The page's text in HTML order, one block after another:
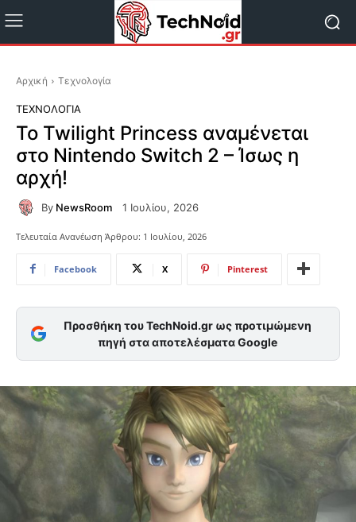
Αρχική Τεχνολογία
ΤΕΧΝΟΛΟΓΊΑ
Το Twilight Princess αναμένεται
στο Nintendo Switch 2 – Ίσως η
αρχή!
By NewsRoom 1 Ιουλίου, 2026
Τελευταία Ανανέωση Άρθρου: 1 Ιουλίου, 2026
Facebook X Pinterest
Προσθήκη του TechNoid.gr ως προτιμώμενη
πηγή στα αποτελέσματα Google